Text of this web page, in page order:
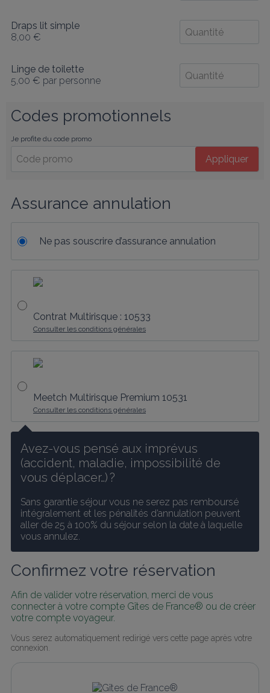
Draps lit simple
8,00 €
Linge de toilette
5,00 € par personne
Codes promotionnels
Je profite du code promo
Appliquer
Assurance annulation
Ne pas souscrire d’assurance annulation
Contrat Multirisque : 10533
Consulter les conditions générales
Meetch Multirisque Premium 10531
Consulter les conditions générales
Avez-vous pensé aux imprévus
(accident, maladie, impossibilité de
vous déplacer…) ?
Sans garantie séjour vous ne serez pas remboursé
intégralement et les pénalités d’annulation peuvent
aller de 25 à 100% du séjour selon la date à laquelle
vous annulez.
Confirmez votre réservation
Afin de valider votre réservation, merci de vous
connecter à votre compte Gîtes de France® ou de créer
votre compte voyageur.
Vous serez automatiquement redirigé vers cette page après votre
connexion.